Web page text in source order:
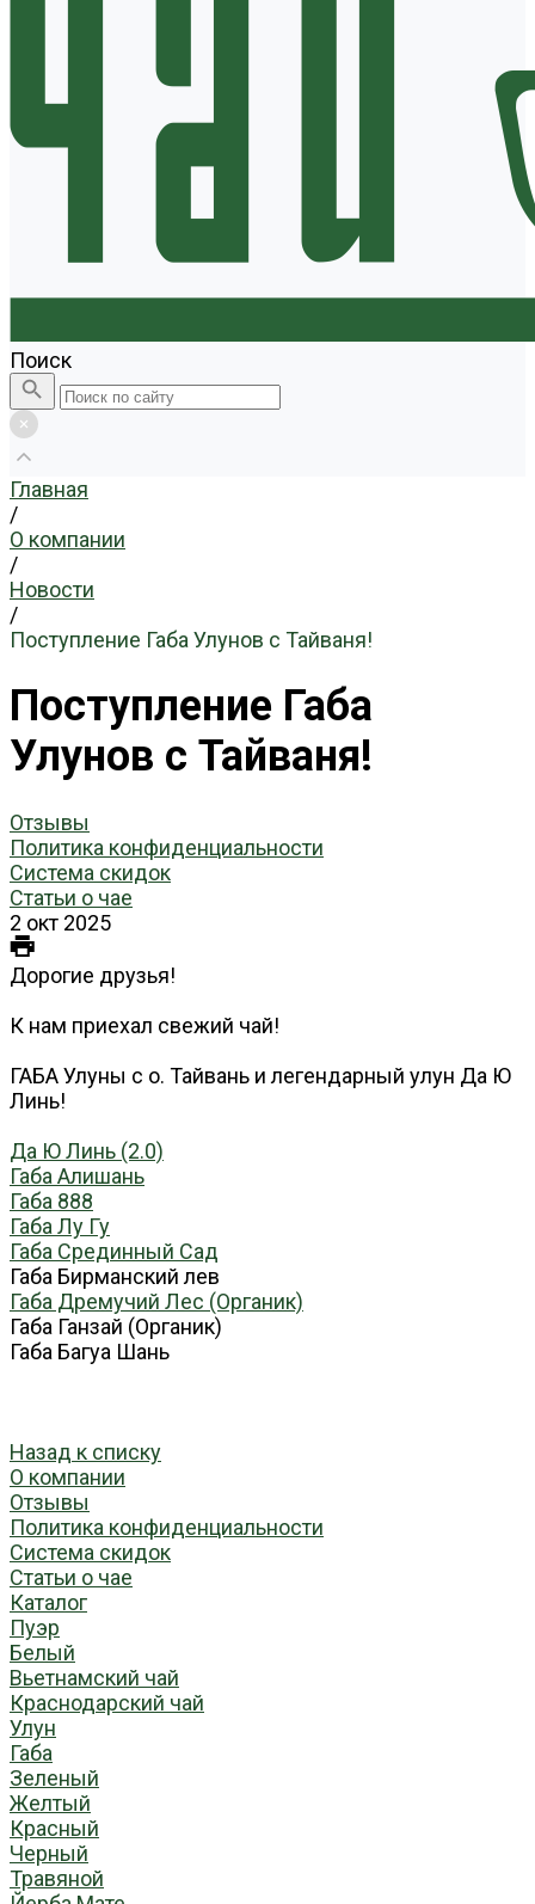
Поиск
Главная
/
О компании
/
Новости
/
Поступление Габа Улунов с Тайваня!
Поступление Габа
Улунов с Тайваня!
Отзывы
Политика конфиденциальности
Система скидок
Статьи о чае
2 окт 2025
Дорогие друзья!
К нам приехал свежий чай!
ГАБА Улуны с о. Тайвань и легендарный улун Да Ю
Линь!
Да Ю Линь (2.0)
Габа Алишань
Габа 888
Габа Лу Гу
Габа Срединный Сад
Габа Бирманский лев
Габа Дремучий Лес (Органик)
Габа Ганзай (Органик)
Габа Багуа Шань
Назад к списку
О компании
Отзывы
Политика конфиденциальности
Система скидок
Статьи о чае
Каталог
Пуэр
Белый
Вьетнамский чай
Краснодарский чай
Улун
Габа
Зеленый
Желтый
Красный
Черный
Травяной